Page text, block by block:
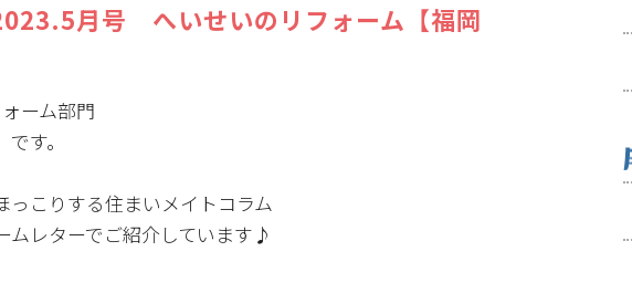
月号 へいせいのリフォーム【福岡
ーム部門
す。
っこりする住まいメイトコラム
ムレターでご紹介しています♪